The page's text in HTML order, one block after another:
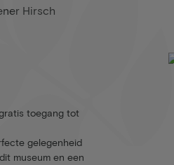
Hirsch
toegang tot
gelegenheid
museum en een